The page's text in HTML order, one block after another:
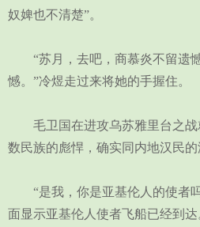
奴婢也不清楚”。
“苏月，去吧，商慕炎不留遗
憾。”冷煜走过来将她的手握住。
毛卫国在进攻乌苏雅里台之战
数民族的彪悍，确实同内地汉民的
“是我，你是亚基伦人的使者吗
面显示亚基伦人使者飞船已经到达